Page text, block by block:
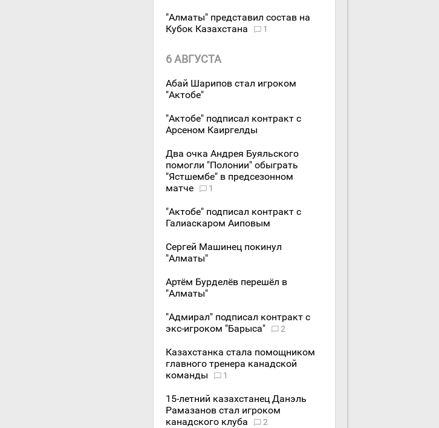
"Алматы" представил состав на
Кубок Казахстана
1
6 АВГУСТА
Абай Шарипов стал игроком
"Актобе"
"Актобе" подписал контракт с
Арсеном Каиргелды
Два очка Андрея Буяльского
помогли "Полонии" обыграть
"Ястшембе" в предсезонном
матче
1
"Актобе" подписал контракт с
Галиаскаром Аиповым
Сергей Машинец покинул
"Алматы"
Артём Бурделёв перешёл в
"Алматы"
"Адмирал" подписал контракт с
экс-игроком "Барыса"
2
Казахстанка стала помощником
главного тренера канадской
команды
1
15-летний казахстанец Данэль
Рамазанов стал игроком
канадского клуба
2